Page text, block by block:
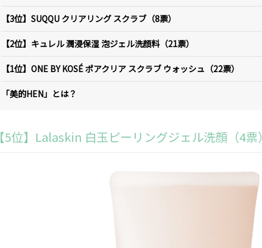
【3位】SUQQU クリアリング スクラブ（8票）
【2位】キュレル 潤浸保湿 泡ジェル洗顔料（21票）
【1位】ONE BY KOSÉ ポアクリア スクラブ ウォッシュ（22票）
「美的HEN」とは？
【5位】Lalaskin 白玉ピーリングジェル洗顔（4票）